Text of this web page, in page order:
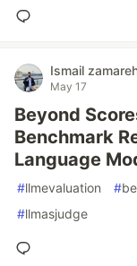
Ismail
May 17
Beyond
Benchmark
Language
#llmevaluation #
#llmasjudge